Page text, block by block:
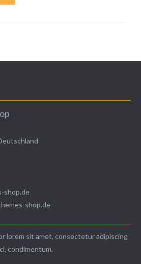
shop.de
shop.de
lorem sit amet, consectetur adipiscing
condimentum.